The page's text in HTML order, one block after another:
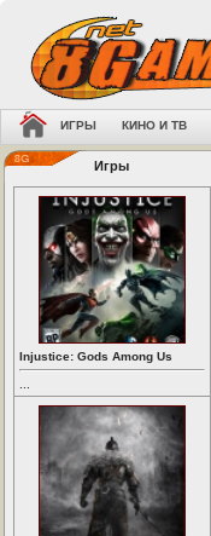
ИГРЫ КИНО И ТВ
Игры
Injustice: Gods Among Us